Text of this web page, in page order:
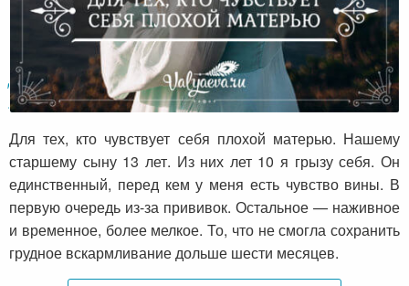
Для тех, кто чувствует себя плохой
матерью
Для тех, кто чувствует себя плохой матерью. Нашему
старшему сыну 13 лет. Из них лет 10 я грызу себя. Он
единственный, перед кем у меня есть чувство вины. В
первую очередь из-за прививок. Остальное — наживное
и временное, более мелкое. То, что не смогла сохранить
грудное вскармливание дольше шести месяцев.